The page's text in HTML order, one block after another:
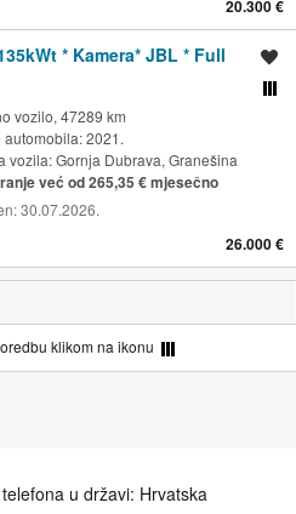
20.300 €
* Kamera* JBL * Full
vozilo, 47289 km
automobila: 2021.
vozila:Gornja Dubrava, Granešina
već od 265,35 € mjesečno
30.07.2026.
26.000 €
klikom na ikonu
u državi: Hrvatska